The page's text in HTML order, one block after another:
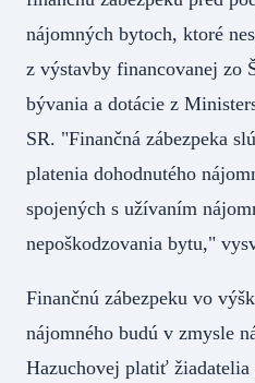
nájomných bytoch, ktoré
z výstavby financovanej zo
bývania a dotácie z
SR. "Finančná zábezpeka
platenia dohodnutého
spojených s užívaním
nepoškodzovania bytu,"
Finančnú zábezpeku vo
nájomného budú v zmysle
Hazuchovej platiť žiadatelia